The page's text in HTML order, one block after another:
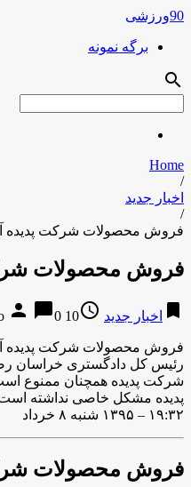
90ورزشی
برگه نمونه
search
Home
/
اخبار جدید
/
فروش محصولات شرکت پدیده
فروش محصولات
bookmark اخبار جدید access_time
10 years ago
person chat_bubble0
فروش محصولات شرکت پدیده
رئیس کل دادگستری خراسان
شرکت پدیده همچنان ممنوع
پدیده مشکل خاصی نداشته
۱۹:۳۲ – ۱۳۹۵ شنبه ۸ خرداد
فروش محصولات